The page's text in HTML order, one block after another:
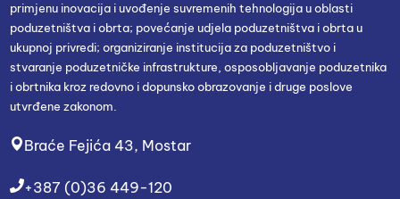
primjenu inovacija i uvođenje suvremenih tehnologija u oblasti
poduzetništva i obrta; povećanje udjela poduzetništva i obrta u
ukupnoj privredi; organiziranje institucija za poduzetništvo i
stvaranje poduzetničke infrastrukture, osposobljavanje poduzetnika
i obrtnika kroz redovno i dopunsko obrazovanje i druge poslove
utvrđene zakonom.
Braće Fejića 43, Mostar
+387 (0)36 449-120